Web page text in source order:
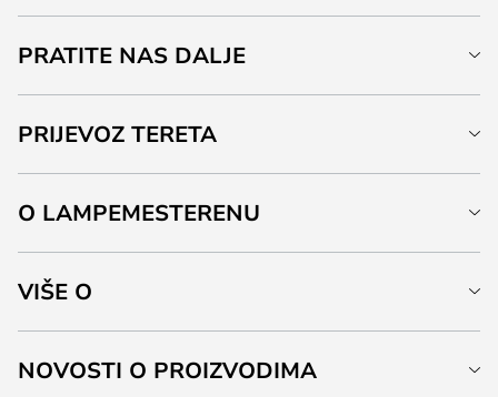
PRATITE NAS DALJE
PRIJEVOZ TERETA
O LAMPEMESTERENU
VIŠE O
NOVOSTI O PROIZVODIMA